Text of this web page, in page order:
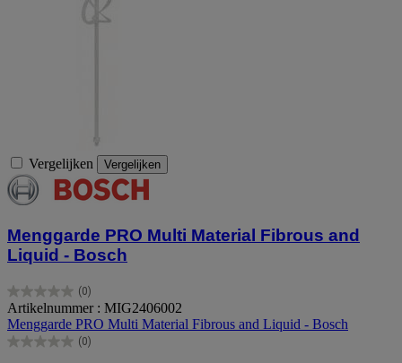
Vergelijken Vergelijken
Menggarde PRO Multi Material Fibrous and
Liquid - Bosch
(0)
0.0
van
de
5
Artikelnummer : MIG2406002
Menggarde PRO Multi Material Fibrous and Liquid - Bosch
(0)
0.0